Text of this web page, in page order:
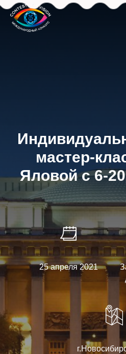
мастер-
Яловой с 6-
25 апреля 2021